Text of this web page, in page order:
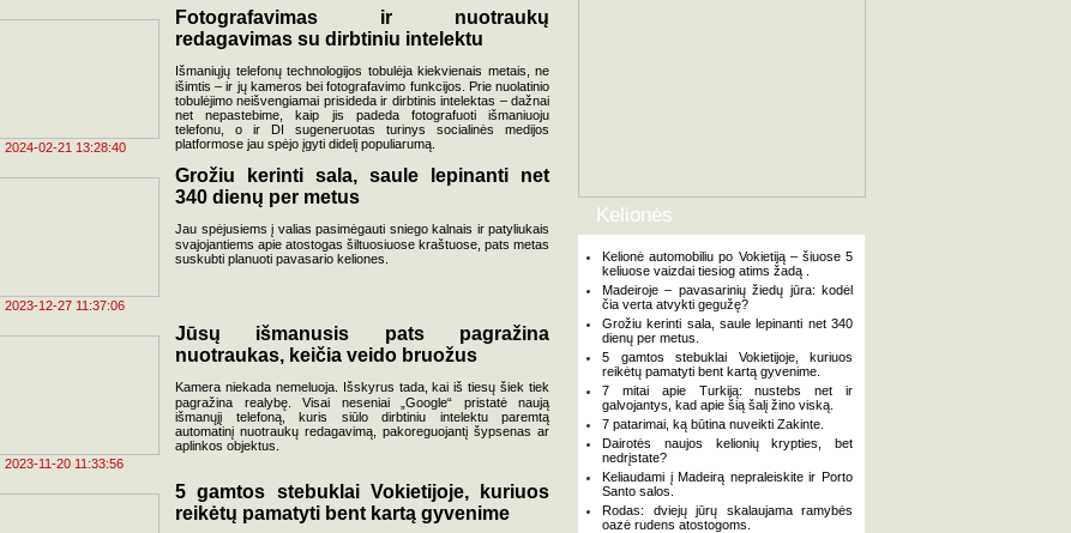
2024-02-21 13:28:40
Fotografavimas ir nuotraukų
redagavimas su dirbtiniu intelektu
Išmaniųjų telefonų technologijos tobulėja kiekvienais metais, ne
išimtis – ir jų kameros bei fotografavimo funkcijos. Prie nuolatinio
tobulėjimo neišvengiamai prisideda ir dirbtinis intelektas – dažnai
net nepastebime, kaip jis padeda fotografuoti išmaniuoju
telefonu, o ir DI sugeneruotas turinys socialinės medijos
platformose jau spėjo įgyti didelį populiarumą.
2023-12-27 11:37:06
Grožiu kerinti sala, saule lepinanti net
340 dienų per metus
Jau spėjusiems į valias pasimėgauti sniego kalnais ir patyliukais
svajojantiems apie atostogas šiltuosiuose kraštuose, pats metas
suskubti planuoti pavasario keliones.
2023-11-20 11:33:56
Jūsų išmanusis pats pagražina
nuotraukas, keičia veido bruožus
Kamera niekada nemeluoja. Išskyrus tada, kai iš tiesų šiek tiek
pagražina realybę. Visai neseniai „Google“ pristatė naują
išmanųjį telefoną, kuris siūlo dirbtiniu intelektu paremtą
automatinį nuotraukų redagavimą, pakoreguojantį šypsenas ar
aplinkos objektus.
5 gamtos stebuklai Vokietijoje, kuriuos
reikėtų pamatyti bent kartą gyvenime
Kelionės
Kelionė automobiliu po Vokietiją – šiuose 5
keliuose vaizdai tiesiog atims žadą .
Madeiroje – pavasarinių žiedų jūra: kodėl
čia verta atvykti gegužę?
Grožiu kerinti sala, saule lepinanti net 340
dienų per metus.
5 gamtos stebuklai Vokietijoje, kuriuos
reikėtų pamatyti bent kartą gyvenime.
7 mitai apie Turkiją: nustebs net ir
galvojantys, kad apie šią šalį žino viską.
7 patarimai, ką būtina nuveikti Zakinte.
Dairotės naujos kelionių krypties, bet
nedrįstate?
Keliaudami į Madeirą nepraleiskite ir Porto
Santo salos.
Rodas: dviejų jūrų skalaujama ramybės
oazė rudens atostogoms.